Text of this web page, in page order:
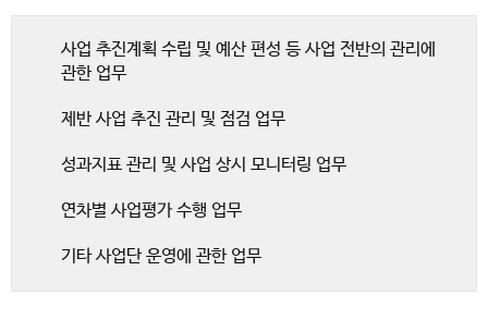
사업 추진계획 수립 및 예산 편성 등 사업 전반의 관리에
관한 업무
제반 사업 추진 관리 및 점검 업무
성과지표 관리 및 사업 상시 모니터링 업무
연차별 사업평가 수행 업무
기타 사업단 운영에 관한 업무